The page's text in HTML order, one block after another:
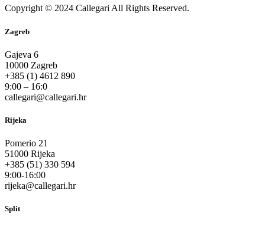
Copyright © 2024 Callegari All Rights Reserved.
Zagreb
Gajeva 6
10000 Zagreb
+385 (1) 4612 890
9:00 – 16:0
callegari@callegari.hr
Rijeka
Pomerio 21
51000 Rijeka
+385 (51) 330 594
9:00-16:00
rijeka@callegari.hr
Split